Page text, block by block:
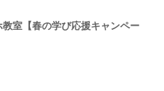
室【春の学び応援キャンペー